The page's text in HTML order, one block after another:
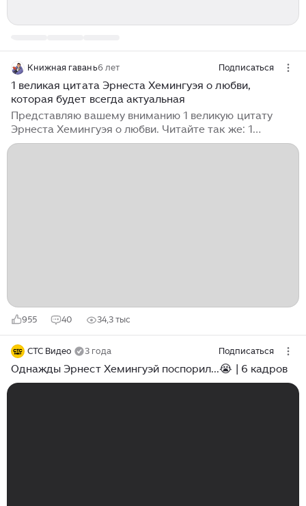
Книжная гавань6 лет Подписаться
1 великая цитата Эрнеста Хемингуэя о любви,
которая будет всегда актуальная
Представляю вашему вниманию 1 великую цитату
Эрнеста Хемингуэя о любви. Читайте так же: 1
великая цитата Сергея Есенина Расскажу немного
955 40 34,3 тыс
СТС Видео 3 года Подписаться
Однажды Эрнест Хемингуэй поспорил...😭 | 6 кадров